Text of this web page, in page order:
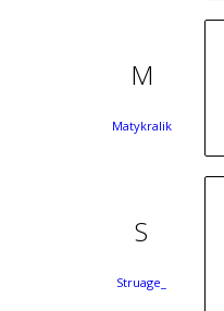
Matykralik
Struage_